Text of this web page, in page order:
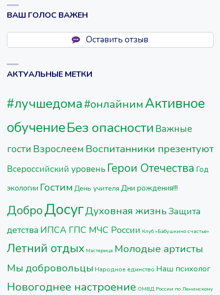
ВАШ ГОЛОС ВАЖЕН
Оставить отзыв
АКТУАЛЬНЫЕ МЕТКИ
#лучшедома#онлайнимАктивное
обучениеБез опасности Важные
гости Взрослеем Воспитанники презентуют
Всероссийский уровень Герои Отечества Год
экологии Гостим День учителя Дни рождения!!!
ДоброДосугДуховная жизньЗащита
детства ИПСА ГПС МЧС России Клуб «Бабушкино счастье»
Летний отдых Мастерица Молодые артисты
Мы добровольцы Народное единство Наш психолог
Новогоднее настроение ОМВД России по Ленинскому